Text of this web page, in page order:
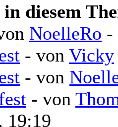
diesem
NoelleRo -
- von Vicky
- von
- von
19:19